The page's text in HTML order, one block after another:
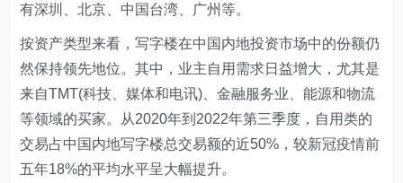
有深圳、北京、中国台湾、广州等。
按资产类型来看，写字楼在中国内地投资市场中的份额仍
然保持领先地位。其中，业主自用需求日益增大，尤其是
来自TMT(科技、媒体和电讯)、金融服务业、能源和物流
等领域的买家。从2020年到2022年第三季度，自用类的
交易占中国内地写字楼总交易额的近50%，较新冠疫情前
五年18%的平均水平呈大幅提升。